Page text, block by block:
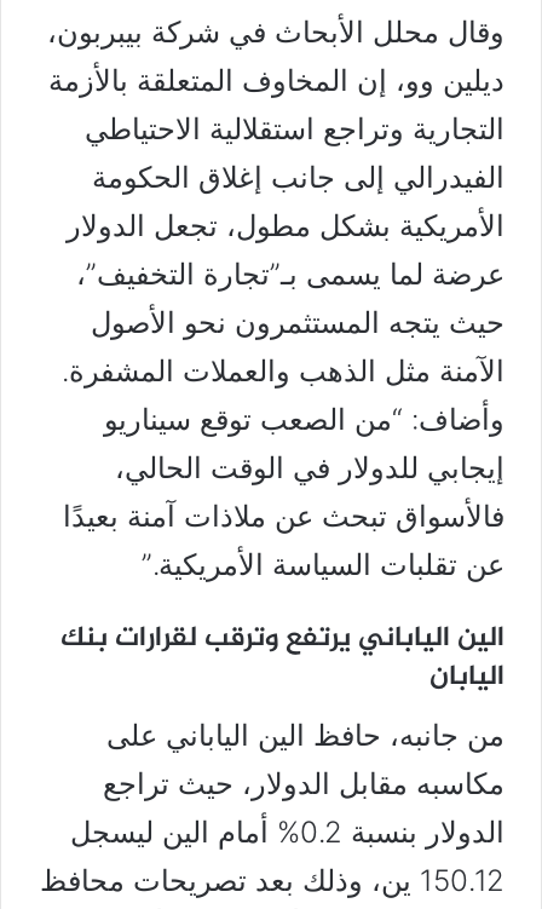
وقال محلل الأبحاث في شركة بيبربون،
ديلين وو، إن المخاوف المتعلقة بالأزمة
التجارية وتراجع استقلالية الاحتياطي
الفيدرالي إلى جانب إغلاق الحكومة
الأمريكية بشكل مطول، تجعل الدولار
عرضة لما يسمى بـ”تجارة التخفيف”،
حيث يتجه المستثمرون نحو الأصول
الآمنة مثل الذهب والعملات المشفرة.
وأضاف: “من الصعب توقع سيناريو
إيجابي للدولار في الوقت الحالي،
فالأسواق تبحث عن ملاذات آمنة بعيدًا
عن تقلبات السياسة الأمريكية.”
الين الياباني يرتفع وترقب لقرارات بنك
اليابان
من جانبه، حافظ الين الياباني على
مكاسبه مقابل الدولار، حيث تراجع
الدولار بنسبة 0.2% أمام الين ليسجل
150.12 ين، وذلك بعد تصريحات محافظ